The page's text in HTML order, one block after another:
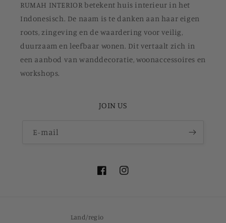
RUMAH INTERIOR betekent huis interieur in het
Indonesisch. De naam is te danken aan haar eigen
roots, zingeving en de waardering voor veilig,
duurzaam en leefbaar wonen. Dit vertaalt zich in
een aanbod van wanddecoratie, woonaccessoires en
workshops.
JOIN US
E‑mail
FacebookInstagram
Land/regio